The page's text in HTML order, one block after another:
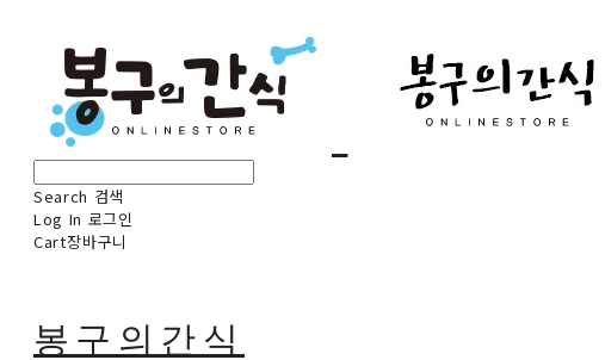
Search 검색
Log In 로그인
Cart장바구니
봉구의간식